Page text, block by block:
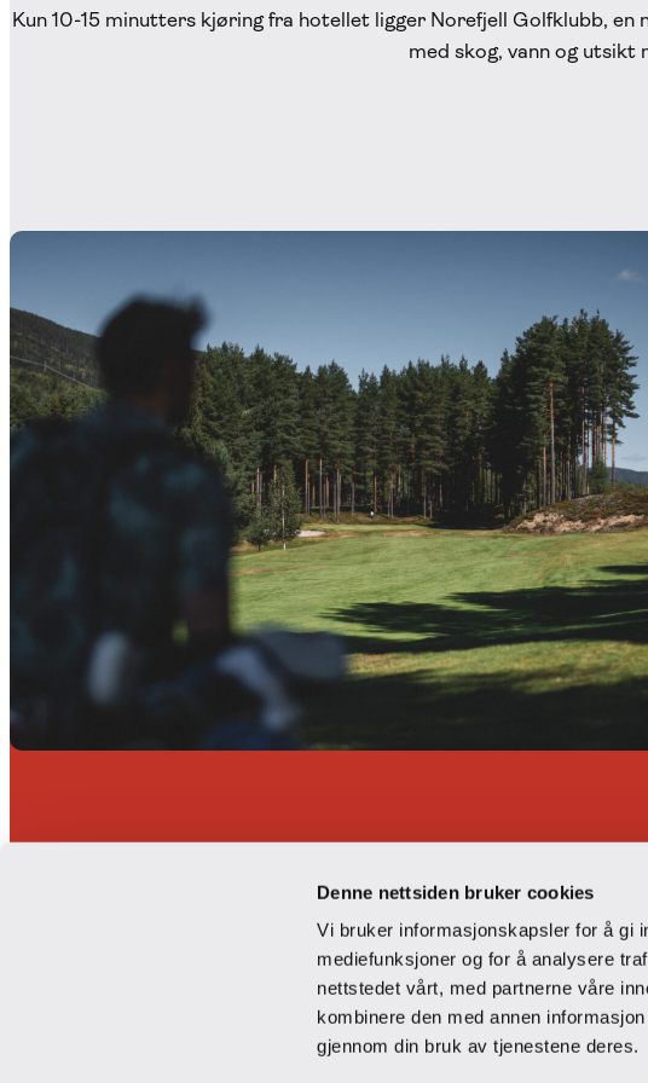
Denne nettsiden bruker cookies
Vi bruker informasjonskapsler for å gi
mediefunksjoner og for å analysere
nettstedet vårt, med partnerne våre
kombinere den med annen
gjennom din bruk av tjenestene deres.
Kun 10-15 minutters kjøring fra hotellet ligger Norefjell Golfklubb, en
med skog, vann og utsikt
Info om banen
18-hulls golfbane
Norefjell Golf er en par 70-bane med 18 hull som